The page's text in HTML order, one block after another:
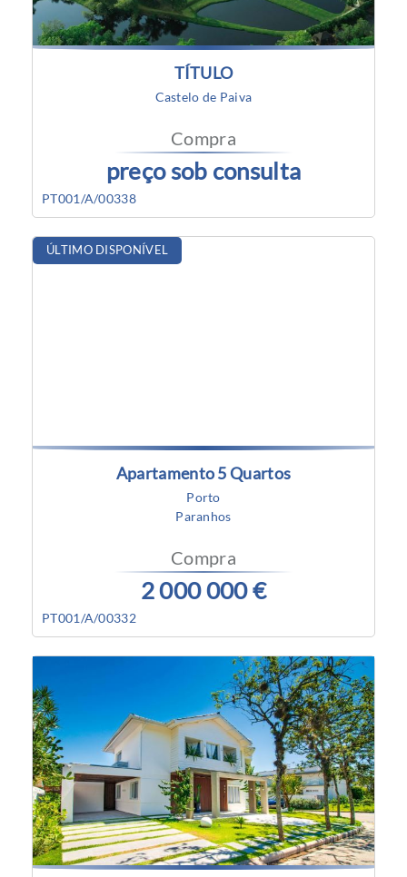
TÍTULO
Castelo de Paiva
Compra
preço sob consulta
PT001/A/00338
ÚLTIMO DISPONÍVEL
Apartamento 5 Quartos
Porto
Paranhos
Compra
2 000 000 €
PT001/A/00332